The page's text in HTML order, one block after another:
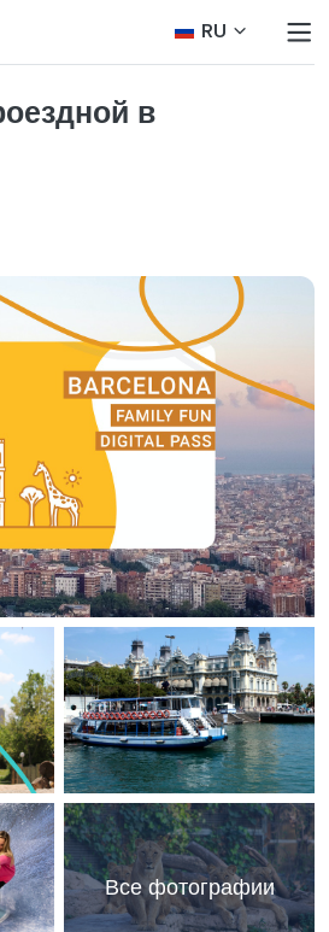
RU
в
Все фотографии